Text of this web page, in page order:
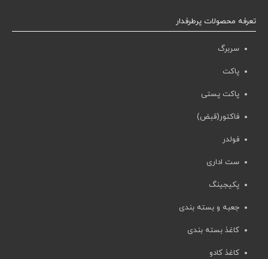
تعرفه محصولات پرطرفدار
سربرگ
پاکت
پاکت پستی
فاکتور(قبض)
فولدر
ست اداری
پکیجینگ
جعبه و بسته بندی
کاغذ بسته بندی
کاغذ کادو